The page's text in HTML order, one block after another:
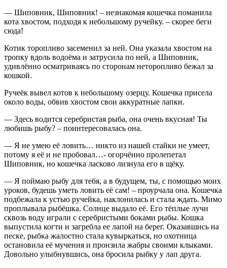
— Шиповник, Шиповник! – незнакомая кошечка поманила
кота хвостом, подходя к небольшому ручейку. – скорее беги
сюда!
Котик торопливо засеменил за ней. Она указала хвостом на
тропку вдоль водоёма и затрусила по ней, а Шиповник,
удивлённо осматриваясь по сторонам неторопливо бежал за
кошкой.
Ручеёк вывел котов к небольшому озерцу. Кошечка присела
около воды, обвив хвостом свои аккуратные лапки.
— Здесь водится серебристая рыба, она очень вкусная! Ты
любишь рыбу? – поинтересовалась она.
— Я не умею её ловить… никто из нашей стайки не умеет,
потому я её и не пробовал…- огорчённо пролепетал
Шиповник, но кошечка ласково лизнула его в щёку.
— Я поймаю рыбу для тебя, а в будущем, ты, с помощью моих
уроков, будешь уметь ловить её сам! – проурчала она. Кошечка
подбежала к устью ручейка, наклонилась и стала ждать. Мимо
проплывала рыбёшка. Солнце выдало её. Его тёплые лучи
сквозь воду играли с серебристыми боками рыбы. Кошка
выпустила когти и загребла ее лапой на берег. Оказавшись на
песке, рыбка жалостно стала кувыркаться, но охотница
остановила её мучения и пронзила жабры своими клыками.
Довольно улыбнувшись, она бросила рыбку у лап друга.